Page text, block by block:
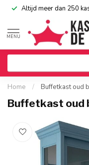
Altijd meer dan 250
MENU
Home / Buffetkast oud
Buffetkast oud